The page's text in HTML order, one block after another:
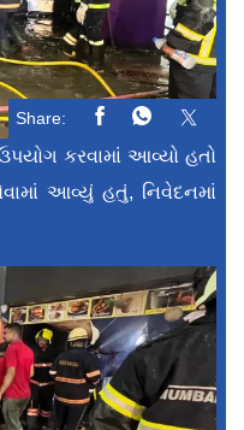
Share:
કરવામાં આવ્યો હતો
આવ્યું હતું, નિવેદનમાં